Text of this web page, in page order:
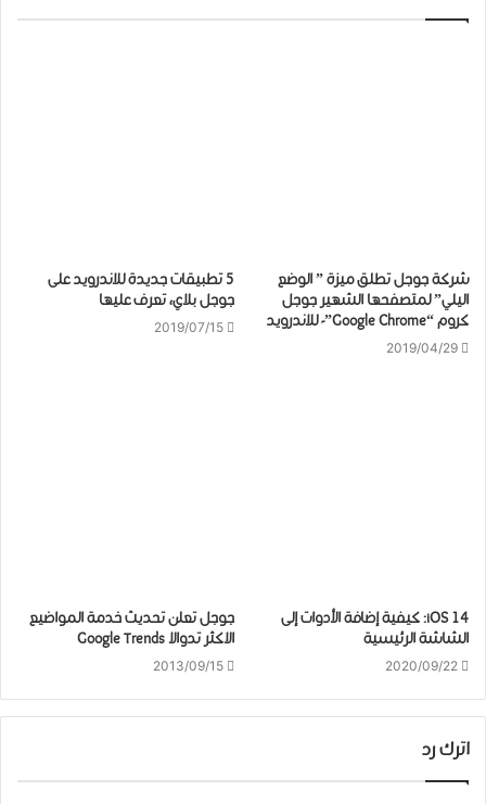
ﺷﺮﻛﺔ ﺟﻮﺟﻞ تطلق ﻣﻴﺰﺓ ” ﺍﻟﻮﺿﻊ
ﺍليلي” لمتصفحها الشهير ﺟﻮﺟﻞ
ﻛﺮﻭﻡ “Google Chrome”- للاندرويد
2019/04/29
5 ﺗﻄﺒﻴﻘﺎﺕ جديدة للاندرويد على
جوجل بلاي، تعرف عليها
2019/07/15
iOS 14: كيفية إضافة الأدوات إلى
الشاشة الرئيسية
2020/09/22
جوجل تعلن تحديث خدمة المواضيع
الاكثر تدوالا Google Trends
2013/09/15
اترك رد